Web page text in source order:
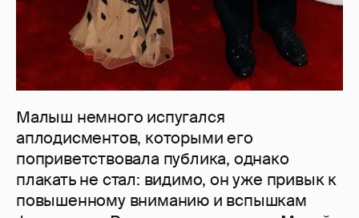
Малыш немного испугался
аплодисментов, которыми его
поприветствовала публика, однако
плакать не стал: видимо, он уже привык к
повышенному вниманию и вспышкам